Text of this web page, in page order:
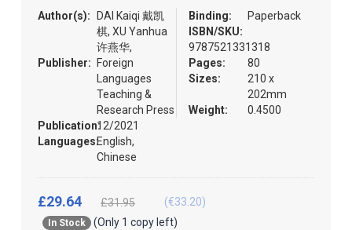
Author(s):
DAI Kaiqi 戴凯
棋, XU Yanhua
许燕华,
Publisher:
Foreign
Languages
Teaching &
Research Press
Publication:12/2021
Languages:English,
Chinese
Binding:
Paperback
ISBN/SKU:
9787521331318
Pages:
80
Sizes:
210 x
202mm
Weight:
0.4500
In Stock
(Only 1 copy left)
£29.64 £31.95 (€33.20)